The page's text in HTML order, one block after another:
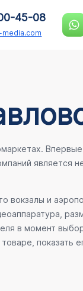
45-08
является
вокзалы и
в момент
показать